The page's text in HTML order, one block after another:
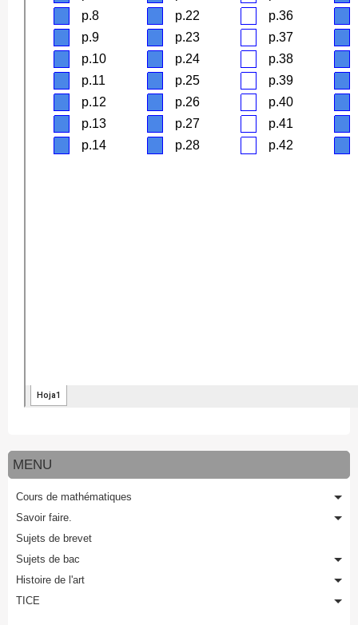
MENU
Cours de mathématiques
Savoir faire.
Sujets de brevet
Sujets de bac
Histoire de l'art
TICE